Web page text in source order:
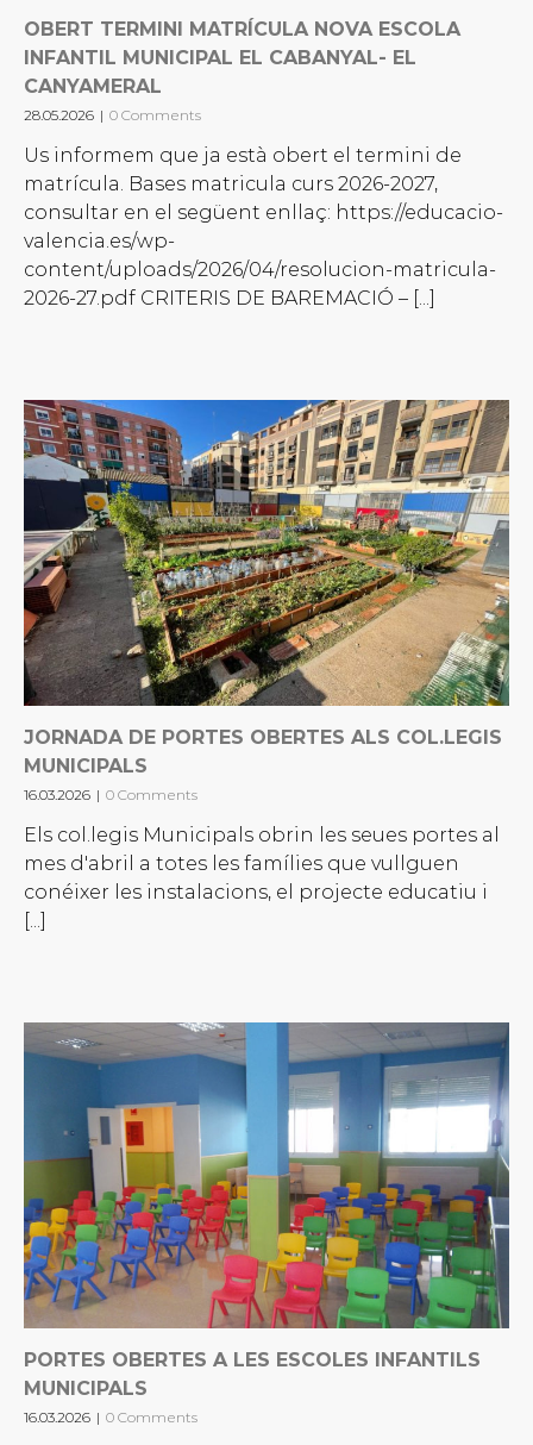
OBERT TERMINI MATRÍCULA NOVA ESCOLA
INFANTIL MUNICIPAL EL CABANYAL- EL
CANYAMERAL
28.05.2026 | 0 Comments
Us informem que ja està obert el termini de
matrícula. Bases matricula curs 2026-2027,
consultar en el següent enllaç: https://educacio-
valencia.es/wp-
content/uploads/2026/04/resolucion-matricula-
2026-27.pdf CRITERIS DE BAREMACIÓ – [...]
JORNADA DE PORTES OBERTES ALS COL.LEGIS
MUNICIPALS
16.03.2026 | 0 Comments
Els col.legis Municipals obrin les seues portes al
mes d'abril a totes les famílies que vullguen
conéixer les instalacions, el projecte educatiu i
[...]
PORTES OBERTES A LES ESCOLES INFANTILS
MUNICIPALS
16.03.2026 | 0 Comments